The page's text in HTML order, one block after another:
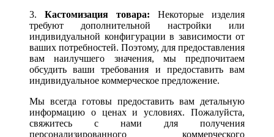
3. Кастомизация товара: Некоторые изделия
требуют дополнительной настройки или
индивидуальной конфигурации в зависимости от
ваших потребностей. Поэтому, для предоставления
вам наилучшего значения, мы предпочитаем
обсудить ваши требования и предоставить вам
индивидуальное коммерческое предложение.
Мы всегда готовы предоставить вам детальную
информацию о ценах и условиях. Пожалуйста,
свяжитесь с нами для получения
персонализированного коммерческого